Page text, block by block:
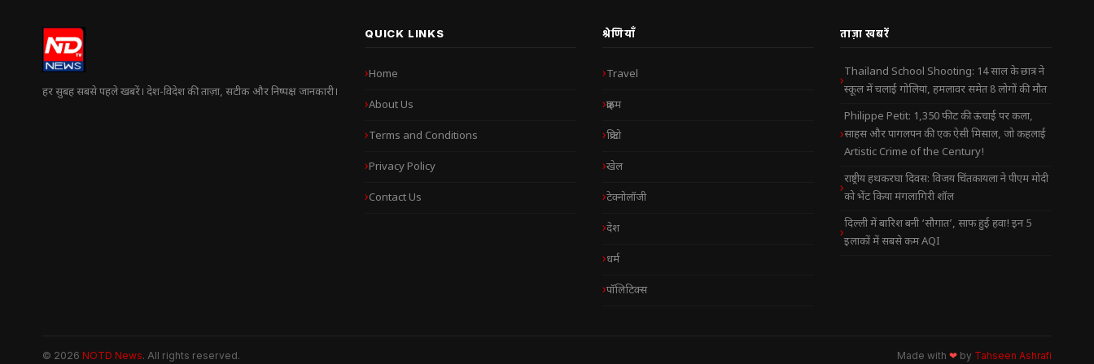
हर सुबह सबसे पहले खबरें। देश-विदेश की ताज़ा, सटीक और निष्पक्ष जानकारी।
QUICK LINKS
Home
About Us
Terms and Conditions
Privacy Policy
Contact Us
श्रेणियाँ
Travel
क्राइम
क्रिप्टो
खेल
टेक्नोलॉजी
देश
धर्म
पॉलिटिक्स
ताज़ा खबरें
Thailand School Shooting: 14 साल के छात्र ने
स्कूल में चलाई गोलियां, हमलावर समेत 8 लोगों की मौत
Philippe Petit: 1,350 फीट की ऊंचाई पर कला,
साहस और पागलपन की एक ऐसी मिसाल, जो कहलाई
Artistic Crime of the Century!
राष्ट्रीय हथकरघा दिवस: विजय चिंतकायला ने पीएम मोदी
को भेंट किया मंगलागिरी शॉल
दिल्ली में बारिश बनी ‘सौगात’, साफ हुई हवा! इन 5
इलाकों में सबसे कम AQI
© 2026 NOTD News. All rights reserved. Made with ❤ by Tahseen Ashrafi